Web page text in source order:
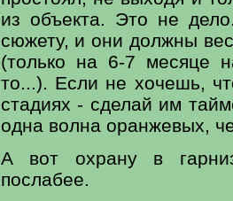
из объекта. Это не
сюжету, и они должны
(только на 6-7 месяце
то...). Если не хочешь,
стадиях - сделай им
одна волна оранжевых,
А вот охрану в
послабее.